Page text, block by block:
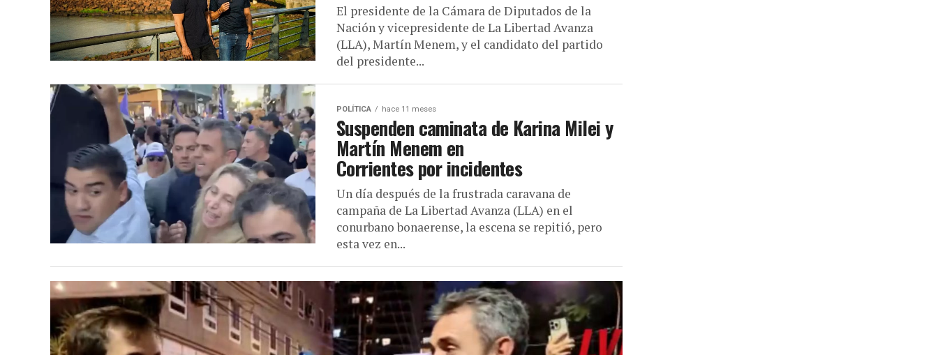
El presidente de la Cámara de Diputados de la
Nación y vicepresidente de La Libertad Avanza
(LLA), Martín Menem, y el candidato del partido
del presidente...
POLÍTICA hace 11 meses
Suspenden caminata de Karina Milei y
Martín Menem en
Corrientes por incidentes
Un día después de la frustrada caravana de
campaña de La Libertad Avanza (LLA) en el
conurbano bonaerense, la escena se repitió, pero
esta vez en...